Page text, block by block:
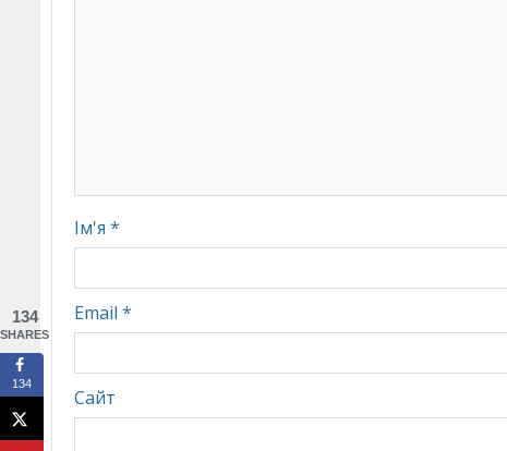
Ім'я *
Email *
Сайт
134
SHARES
134